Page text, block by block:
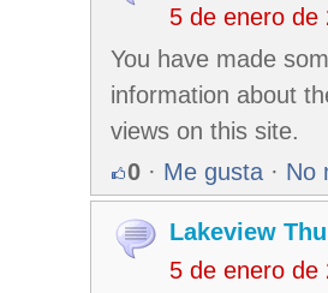
5 de enero de
You have made
information about
views on this site.
0 · Me gusta · No
Lakeview
5 de enero de